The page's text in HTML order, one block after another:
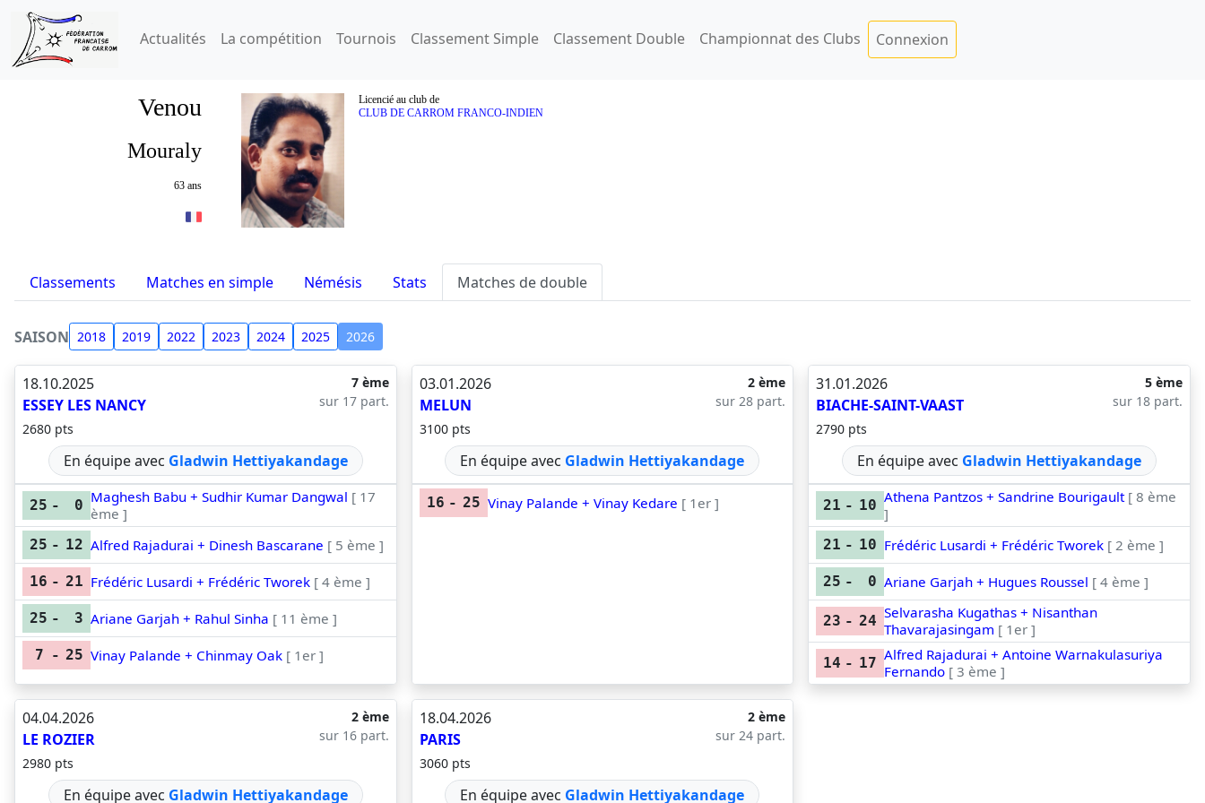
Actualités La compétition Tournois Classement Simple Classement Double Championnat des Clubs Connexion
Venou
Licencié au club de
CLUB DE CARROM FRANCO-INDIEN
Mouraly
63 ans
Classements Matches en simple Némésis Stats Matches de double
SAISON 2018 2019 2022 2023 2024 2025 2026
18.10.2025
ESSEY LES NANCY
7 ème
sur 17 part.
2680 pts
En équipe avec Gladwin Hettiyakandage
25 - 0 Maghesh Babu + Sudhir Kumar Dangwal [ 17
ème ]
25 - 12 Alfred Rajadurai + Dinesh Bascarane [ 5 ème ]
16 - 21 Frédéric Lusardi + Frédéric Tworek [ 4 ème ]
25 - 3 Ariane Garjah + Rahul Sinha [ 11 ème ]
7 - 25 Vinay Palande + Chinmay Oak [ 1er ]
03.01.2026
MELUN
2 ème
sur 28 part.
3100 pts
En équipe avec Gladwin Hettiyakandage
16 - 25 Vinay Palande + Vinay Kedare [ 1er ]
31.01.2026
BIACHE-SAINT-VAAST
5 ème
sur 18 part.
2790 pts
En équipe avec Gladwin Hettiyakandage
21 - 10 Athena Pantzos + Sandrine Bourigault [ 8 ème
]
21 - 10 Frédéric Lusardi + Frédéric Tworek [ 2 ème ]
25 - 0 Ariane Garjah + Hugues Roussel [ 4 ème ]
23 - 24 Selvarasha Kugathas + Nisanthan
Thavarajasingam [ 1er ]
14 - 17 Alfred Rajadurai + Antoine Warnakulasuriya
Fernando [ 3 ème ]
04.04.2026
LE ROZIER
2 ème
sur 16 part.
2980 pts
En équipe avec Gladwin Hettiyakandage
18.04.2026
PARIS
2 ème
sur 24 part.
3060 pts
En équipe avec Gladwin Hettiyakandage